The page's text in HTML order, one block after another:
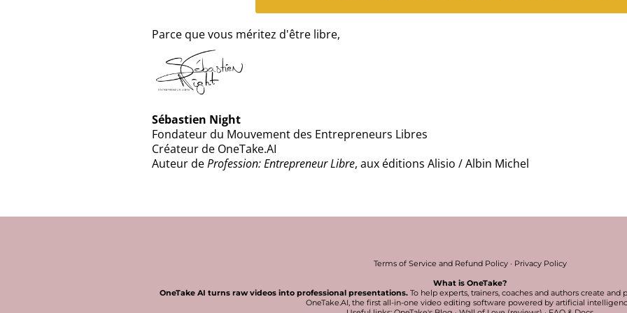
Parce que vous méritez d'être libre,
Sébastien Night
Fondateur du Mouvement des Entrepreneurs Libres
Créateur de OneTake.AI
Auteur deProfession: Entrepreneur Libre, aux éditions Alisio / Albin Michel
Terms of Service and Refund Policy· Privacy Policy
What is OneTake?
OneTake AI turns raw videos into professional presentations. To help experts, trainers, coaches and authors create
OneTake.AI, the first all-in-one video editing software powered by artificial